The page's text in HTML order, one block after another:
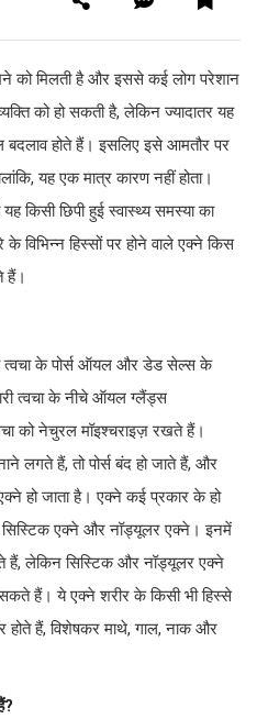
को मिलती है और इससे कई लोग परेशान
को हो सकती है, लेकिन ज्यादातर यह
बदलाव होते हैं। इसलिए इसे आमतौर पर
यह एक मात्र कारण नहीं होता।
किसी छिपी हुई स्वास्थ्य समस्या का
हिस्सों पर होने वाले एक्ने किस
हैं।
त्वचा के पोर्स ऑयल और डेड सेल्स के
त्वचा के नीचे ऑयल ग्लैंड्स
को नेचुरल मॉइश्चराइज़ रखते हैं।
लगते हैं, तो पोर्स बंद हो जाते हैं, और
हो जाता है। एक्ने कई प्रकार के हो
एक्ने और नॉड्यूलर एक्ने। इनमें
लेकिन सिस्टिक और नॉड्यूलर एक्ने
हैं। ये एक्ने शरीर के किसी भी हिस्से
होते हैं, विशेषकर माथे, गाल, नाक और